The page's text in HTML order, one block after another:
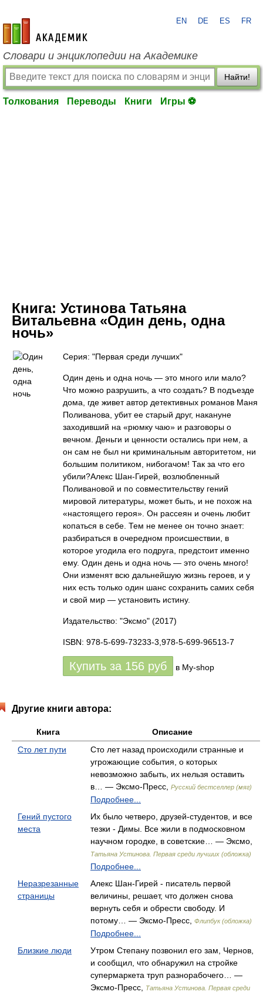
academic.ru
EN DE ES FR
Словари и энциклопедии на Академике
Найти!
Толкования Переводы Книги Игры ⚽
Книга: Устинова Татьяна
Витальевна «Один день, одна
ночь»
Серия: "Первая среди лучших"
Один день и одна ночь — это много или мало?
Что можно разрушить, а что создать? В подъезде
дома, где живет автор детективных романов Маня
Поливанова, убит ее старый друг, накануне
заходивший на «рюмку чаю» и разговоры о
вечном. Деньги и ценности остались при нем, а
он сам не был ни криминальным авторитетом, ни
большим политиком, нибогачом! Так за что его
убили?Алекс Шан-Гирей, возлюбленный
Поливановой и по совместительству гений
мировой литературы, может быть, и не похож на
«настоящего героя». Он рассеян и очень любит
копаться в себе. Тем не менее он точно знает:
разбираться в очередном происшествии, в
которое угодила его подруга, предстоит именно
ему. Один день и одна ночь — это очень много!
Они изменят всю дальнейшую жизнь героев, и у
них есть только один шанс сохранить самих себя
и свой мир — установить истину.
Издательство: "Эксмо" (2017)
ISBN: 978-5-699-73233-3,978-5-699-96513-7
Купить за 156 руб в My-shop
Другие книги автора:
Книга
Описание
Сто лет пути
Сто лет назад происходили странные и
угрожающие события, о которых
невозможно забыть, их нельзя оставить
в… — Эксмо-Пресс,
Русский бестселлер (мяг)
Подробнее...
Гений пустого
места
Их было четверо, друзей-студентов, и все
тезки - Димы. Все жили в подмосковном
научном городке, в советские… — Эксмо,
Татьяна Устинова. Первая среди лучших (обложка)
Подробнее...
Неразрезанные
страницы
Алекс Шан-Гирей - писатель первой
величины, решает, что должен снова
вернуть себя и обрести свободу. И
потому… — Эксмо-Пресс,
Флипбук (обложка)
Подробнее...
Близкие люди
Утром Степану позвонил его зам, Чернов,
и сообщил, что обнаружил на стройке
супермаркета труп разнорабочего… —
Эксмо-Пресс,
Татьяна Устинова. Первая среди